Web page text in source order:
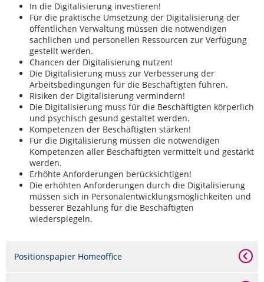
In die Digitalisierung investieren!
Für die praktische Umsetzung der Digitalisierung der
öffentlichen Verwaltung müssen die notwendigen
sachlichen und personellen Ressourcen zur Verfügung
gestellt werden.
Chancen der Digitalisierung nutzen!
Die Digitalisierung muss zur Verbesserung der
Arbeitsbedingungen für die Beschäftigten führen.
Risiken der Digitalisierung vermindern!
Die Digitalisierung muss für die Beschäftigten körperlich
und psychisch gesund gestaltet werden.
Kompetenzen der Beschäftigten stärken!
Für die Digitalisierung müssen die notwendigen
Kompetenzen aller Beschäftigten vermittelt und gestärkt
werden.
Erhöhte Anforderungen berücksichtigen!
Die erhöhten Anforderungen durch die Digitalisierung
müssen sich in Personalentwicklungsmöglichkeiten und
besserer Bezahlung für die Beschäftigten
wiederspiegeln.
Positionspapier Homeoffice